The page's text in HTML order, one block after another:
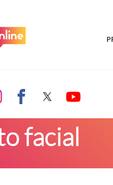
facial